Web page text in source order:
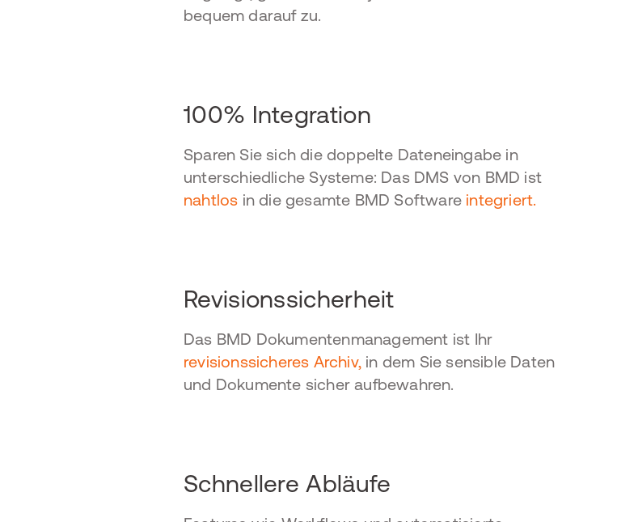
bequem darauf zu.
100% Integration
Sparen Sie sich die doppelte Dateneingabe in
unterschiedliche Systeme: Das DMS von BMD ist
nahtlos in die gesamte BMD Software integriert.
Revisionssicherheit
Das BMD Dokumentenmanagement ist Ihr
revisionssicheres Archiv, in dem Sie sensible Daten
und Dokumente sicher aufbewahren.
Schnellere Abläufe